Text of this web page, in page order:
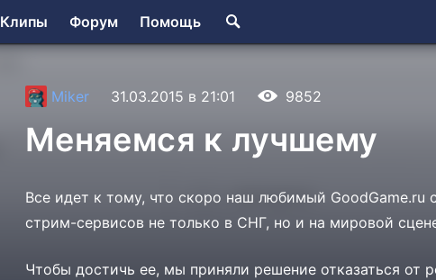
Клипы Форум Помощь
Miker 31.03.2015 в 21:01 9852
Меняемся к лучшему
Все идет к тому, что скоро наш любимый GoodGame.ru
стрим-сервисов не только в СНГ, но и на мировой
Чтобы достичь ее, мы приняли решение отказаться от